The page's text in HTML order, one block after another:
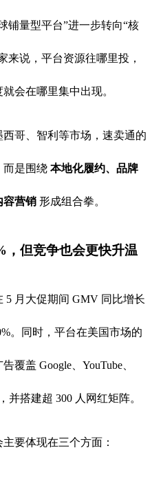
铺量型平台”进一步转向“核
来说，平台资源往哪里投，
会在哪里集中出现。
哥、智利等市场，速卖通的
而是围绕 本地化履约、品牌
容营销 形成组合拳。
，但竞争也会更快升温
5 月大促期间 GMV 同比增长
。同时，平台在美国市场的
覆盖 Google、YouTube、
并搭建超 300 人网红矩阵。
要体现在三个方面：